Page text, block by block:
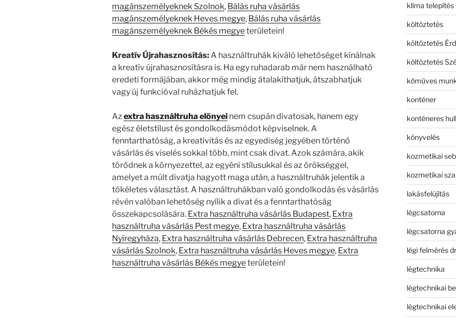
magánszemélyeknek Szolnok, Bálás ruha vásárlás
magánszemélyeknek Heves megye, Bálás ruha vásárlás
magánszemélyeknek Békés megyeterületein!
Kreatív Újrahasznosítás:A használtruhák kiváló lehetőséget kínálnak
a kreatív újrahasznosításra is. Ha egy ruhadarab már nem használható
eredeti formájában, akkor még mindig átalakíthatjuk, átszabhatjuk
vagy új funkcióval ruházhatjuk fel.
Azextra használtruha előnyei nem csupán divatosak, hanem egy
egész életstílust és gondolkodásmódot képviselnek. A
fenntarthatóság, a kreativitás és az egyediség jegyében történő
vásárlás és viselés sokkal több, mint csak divat. Azok számára, akik
törődnek a környezettel, az egyéni stílusukkal és az örökséggel,
amelyet a múlt divatja hagyott maga után, a használtruhák jelentik a
tökéletes választást. A használtruhákban való gondolkodás és vásárlás
révén valóban lehetőség nyílik a divat és a fenntarthatóság
összekapcsolására. Extra használtruha vásárlás Budapest, Extra
használtruha vásárlás Pest megye, Extra használtruha vásárlás
Nyíregyháza, Extra használtruha vásárlás Debrecen, Extra használtruha
vásárlás Szolnok, Extra használtruha vásárlás Heves megye, Extra
használtruha vásárlás Békés megyeterületein!
klíma telepítés
költöztetés
költöztetés Érd
költöztetés
kőműves
konténer
konténeres
könyvelés
kozmetikai
kozmetikai
lakásfelújítás
légcsatorna
légcsatorna
légi felmérés
légtechnika
légtechnikai
légtechnikai